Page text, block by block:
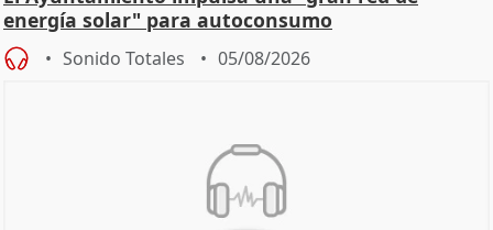
energía solar" para autoconsumo
Sonido Totales 05/08/2026